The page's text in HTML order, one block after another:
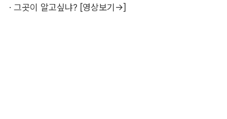
· 그곳이 알고싶냐? [영상보기→]